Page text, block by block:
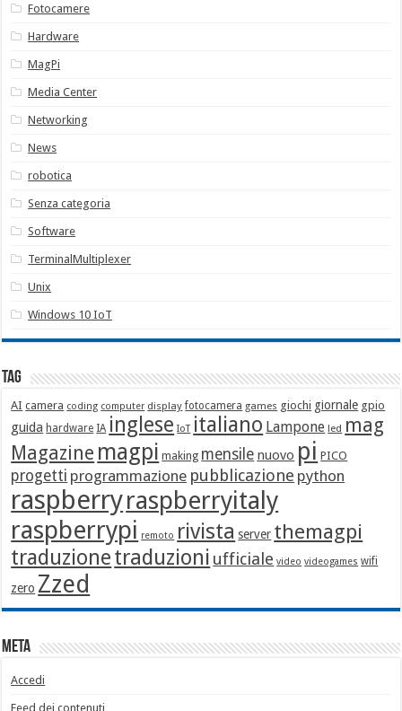
Fotocamere
Hardware
MagPi
Media Center
Networking
News
robotica
Senza categoria
Software
TerminalMultiplexer
Unix
Windows 10 IoT
Tag
AI camera coding computer display fotocamera games giochi giornale gpio
guida hardware IA inglese IoT italiano Lampone led mag
Magazine magpi making mensile nuovo pi PICO
progetti programmazione pubblicazione python
raspberryraspberryitaly
raspberrypi remoto rivista server themagpi
traduzionetraduzioni ufficiale video videogames wifi
zero Zzed
Meta
Accedi
Feed dei contenuti